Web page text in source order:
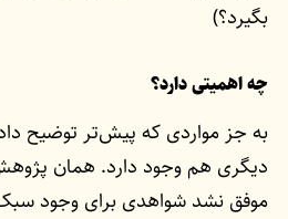
بگیرد؟)
چه اهمیتی دارد؟
به جز مواردی که پیش‌تر توضیح
دیگری هم وجود دارد. همان
موفق نشد شواهدی برای وجود